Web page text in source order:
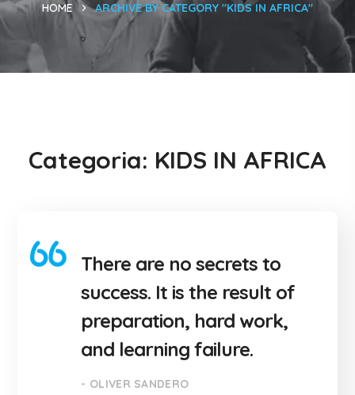
HOME ARCHIVE BY CATEGORY "KIDS IN AFRICA"
Categoria: KIDS IN AFRICA
There are no secrets to
success. It is the result of
preparation, hard work,
and learning failure.
- OLIVER SANDERO